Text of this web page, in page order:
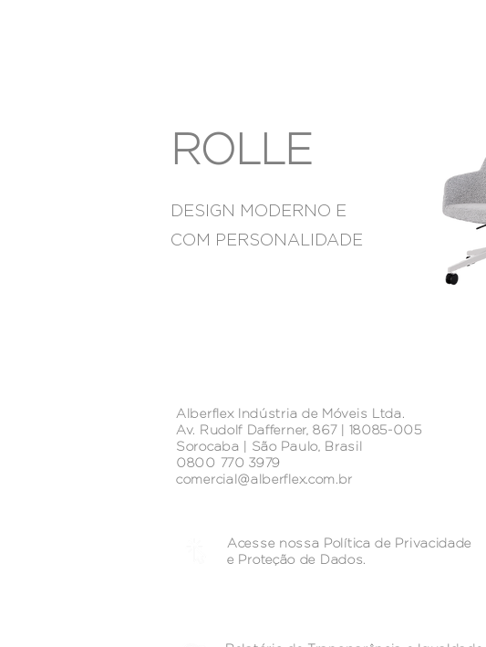
ROLLE
DESIGN MODERNO E
COM PERSONALIDADE
Alberflex Indústria de Móveis Ltda.
Av. Rudolf Dafferner, 867 | 18085-005
Sorocaba | São Paulo, Brasil
0800 770 3979
comercial@alberflex.com.br
Acesse nossa Política de Privacidade
e Proteção de Dados.